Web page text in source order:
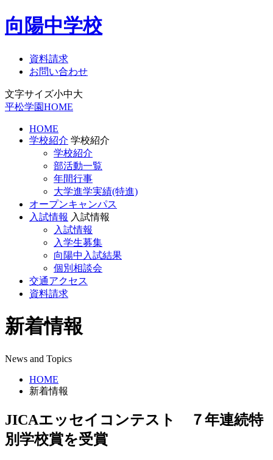
向陽中学校
資料請求
お問い合わせ
文字サイズ小中大
平松学園HOME
HOME
学校紹介 学校紹介
学校紹介
部活動一覧
年間行事
大学進学実績(特進)
オープンキャンパス
入試情報 入試情報
入試情報
入学生募集
向陽中入試結果
個別相談会
交通アクセス
資料請求
新着情報
News and Topics
HOME
新着情報
JICAエッセイコンテスト ７年連続特
別学校賞を受賞